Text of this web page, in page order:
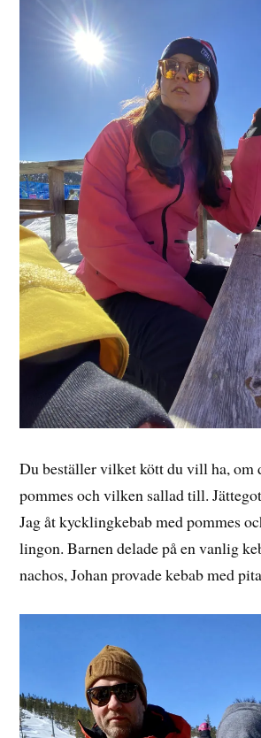
Du beställer vilket kött du vill ha, om
pommes och vilken sallad till.
Jag åt kycklingkebab med pommes
lingon. Barnen delade på en vanlig
nachos, Johan provade kebab med